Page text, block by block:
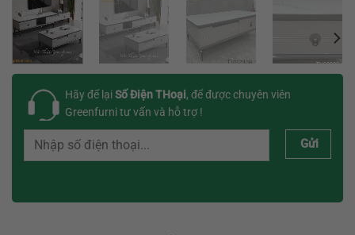
Hãy để lạiSố Điện THoại, để được chuyên viên
Greenfurni tư vấn và hỗ trợ !
Gửi